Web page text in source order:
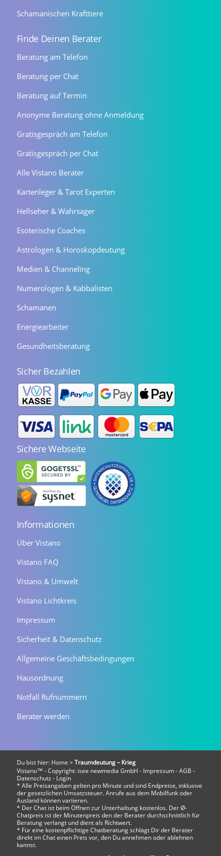
Schamanischen Krafttiere
Finde Deinen Berater
Beratung am Telefon
Beratung per Chat
Beratung auf Termin
Anonyme Beratung ohne Anmeldung
Gratisgespräch am Telefon
Gratisgespräch per Chat
Alle Vistano Berater
Kartenleger & Tarot Experten
Hellseher & Wahrsager
Esoterische Coaches
Astrologen & Horoskopdeutung
Medien & Channeling
Numerologen & Kabbalisten
Schamanen
Energiearbeiter
Gesundheitsberatung
Sicher Bezahlen
Sichere Webseite
Informationen
Über Vistano
Vistano FAQ
Vistano & Umwelt
Vistano Lichtkreis
Impressum
Sicherheit & Datenschutz
Allgemeine Geschäftsbedingungen
Hausordnung
Notfall Rufnummern
Berater werden
Du bist hier: Home > Traumdeutung – Krieg
Vistano™ - Copyright: isee newmedia GmbH - Impressum-AGB -
Datenschutz - Login
* Alle Preisangaben gelten pro Minute und sind Endpreise, inklusive
der gesetzlichen Umsatzsteuer. Anrufe aus dem Mobilfunk oder
Ausland können variieren.
* Der Chat ist beim Öffnen zur Unterhaltung kostenlos. Der Ø-
Chatpreis ist der Minutenpreis den der Berater durchschnittlich für
Beratung verlangt und dient als Richtwert.
* Für eine kostenpflichtige Chatberatung schlägt Dir der Berater
direkt im Chat einen Preis vor, den Du annehmen oder ablehnen
kannst.